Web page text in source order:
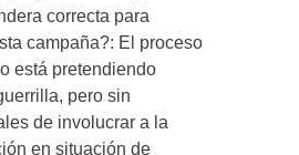
correcta para
campaña?: El proceso
está pretendiendo
pero sin
de involucrar a la
en situación de